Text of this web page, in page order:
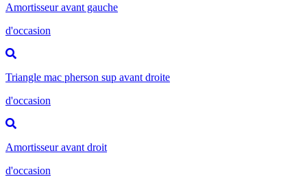
Amortisseur avant gauche
d'occasion
Triangle mac pherson sup avant droite
d'occasion
Amortisseur avant droit
d'occasion